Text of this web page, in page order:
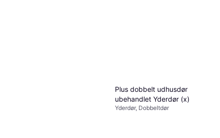
Plus dobbelt udhusdør
ubehandlet Yderdør (x)
Yderdør, Dobbeltdør